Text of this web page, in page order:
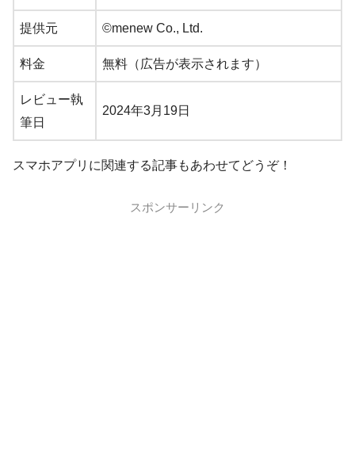
提供元 ©menew Co., Ltd.
料金 無料（広告が表示されます）
レビュー執
筆日
2024年3月19日
スマホアプリに関連する記事もあわせてどうぞ！
スポンサーリンク